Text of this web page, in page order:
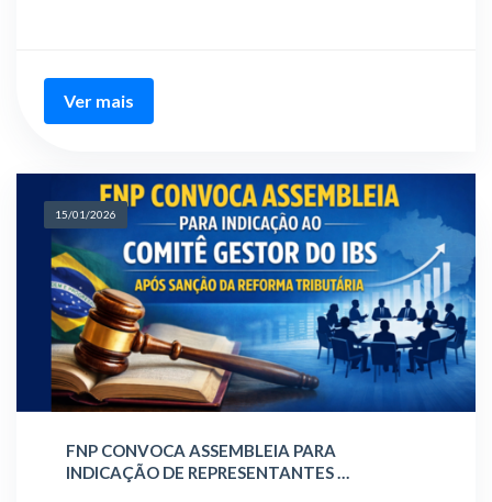
Ver mais
15/01/2026
FNP CONVOCA ASSEMBLEIA PARA
INDICAÇÃO DE REPRESENTANTES …